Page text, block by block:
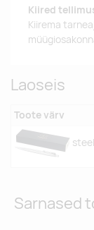
Kiired
Kiirema
Laoseis
Toote värv
steel
Sarnased